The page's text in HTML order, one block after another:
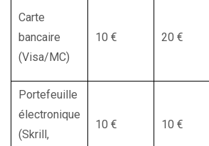
Carte
bancaire
(Visa/MC)
10 € 20 €
Portefeuille
électronique
(Skrill,
10 € 10 €